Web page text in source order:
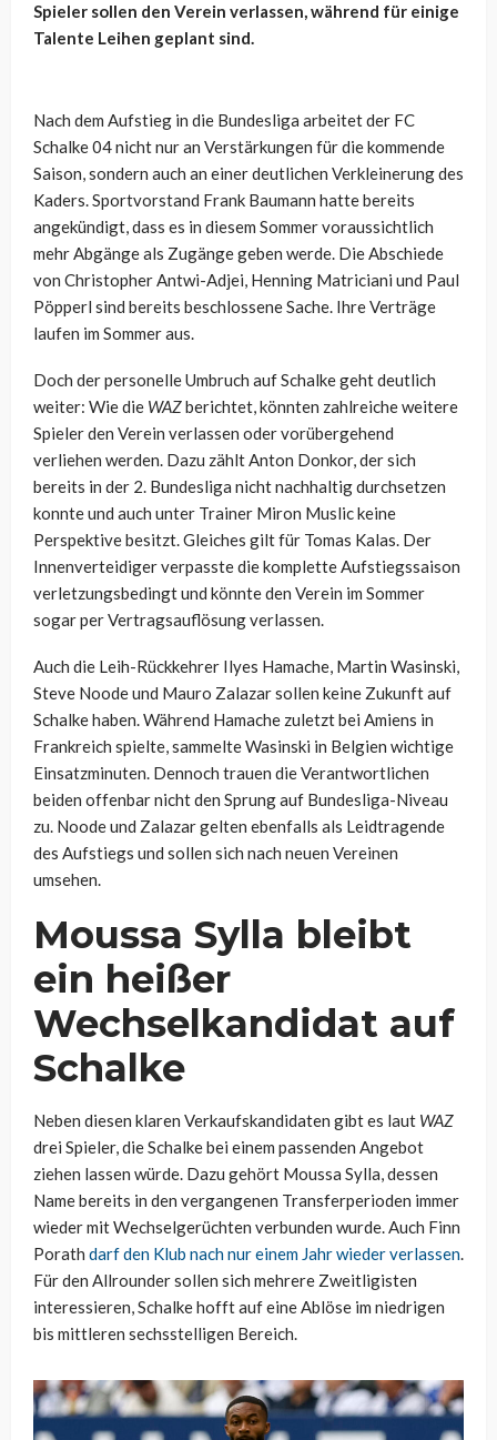
Spieler sollen den Verein verlassen, während für einige
Talente Leihen geplant sind.
Nach dem Aufstieg in die Bundesliga arbeitet der FC
Schalke 04 nicht nur an Verstärkungen für die kommende
Saison, sondern auch an einer deutlichen Verkleinerung des
Kaders. Sportvorstand Frank Baumann hatte bereits
angekündigt, dass es in diesem Sommer voraussichtlich
mehr Abgänge als Zugänge geben werde. Die Abschiede
von Christopher Antwi-Adjei, Henning Matriciani und Paul
Pöpperl sind bereits beschlossene Sache. Ihre Verträge
laufen im Sommer aus.
Doch der personelle Umbruch auf Schalke geht deutlich
weiter: Wie die WAZberichtet, könnten zahlreiche weitere
Spieler den Verein verlassen oder vorübergehend
verliehen werden. Dazu zählt Anton Donkor, der sich
bereits in der 2. Bundesliga nicht nachhaltig durchsetzen
konnte und auch unter Trainer Miron Muslic keine
Perspektive besitzt. Gleiches gilt für Tomas Kalas. Der
Innenverteidiger verpasste die komplette Aufstiegssaison
verletzungsbedingt und könnte den Verein im Sommer
sogar per Vertragsauflösung verlassen.
Auch die Leih-Rückkehrer Ilyes Hamache, Martin Wasinski,
Steve Noode und Mauro Zalazar sollen keine Zukunft auf
Schalke haben. Während Hamache zuletzt bei Amiens in
Frankreich spielte, sammelte Wasinski in Belgien wichtige
Einsatzminuten. Dennoch trauen die Verantwortlichen
beiden offenbar nicht den Sprung auf Bundesliga-Niveau
zu. Noode und Zalazar gelten ebenfalls als Leidtragende
des Aufstiegs und sollen sich nach neuen Vereinen
umsehen.
Moussa Sylla bleibt
ein heißer
Wechselkandidat auf
Schalke
Neben diesen klaren Verkaufskandidaten gibt es laut WAZ
drei Spieler, die Schalke bei einem passenden Angebot
ziehen lassen würde. Dazu gehört Moussa Sylla, dessen
Name bereits in den vergangenen Transferperioden immer
wieder mit Wechselgerüchten verbunden wurde. Auch Finn
Porath darf den Klub nach nur einem Jahr wieder verlassen.
Für den Allrounder sollen sich mehrere Zweitligisten
interessieren, Schalke hofft auf eine Ablöse im niedrigen
bis mittleren sechsstelligen Bereich.